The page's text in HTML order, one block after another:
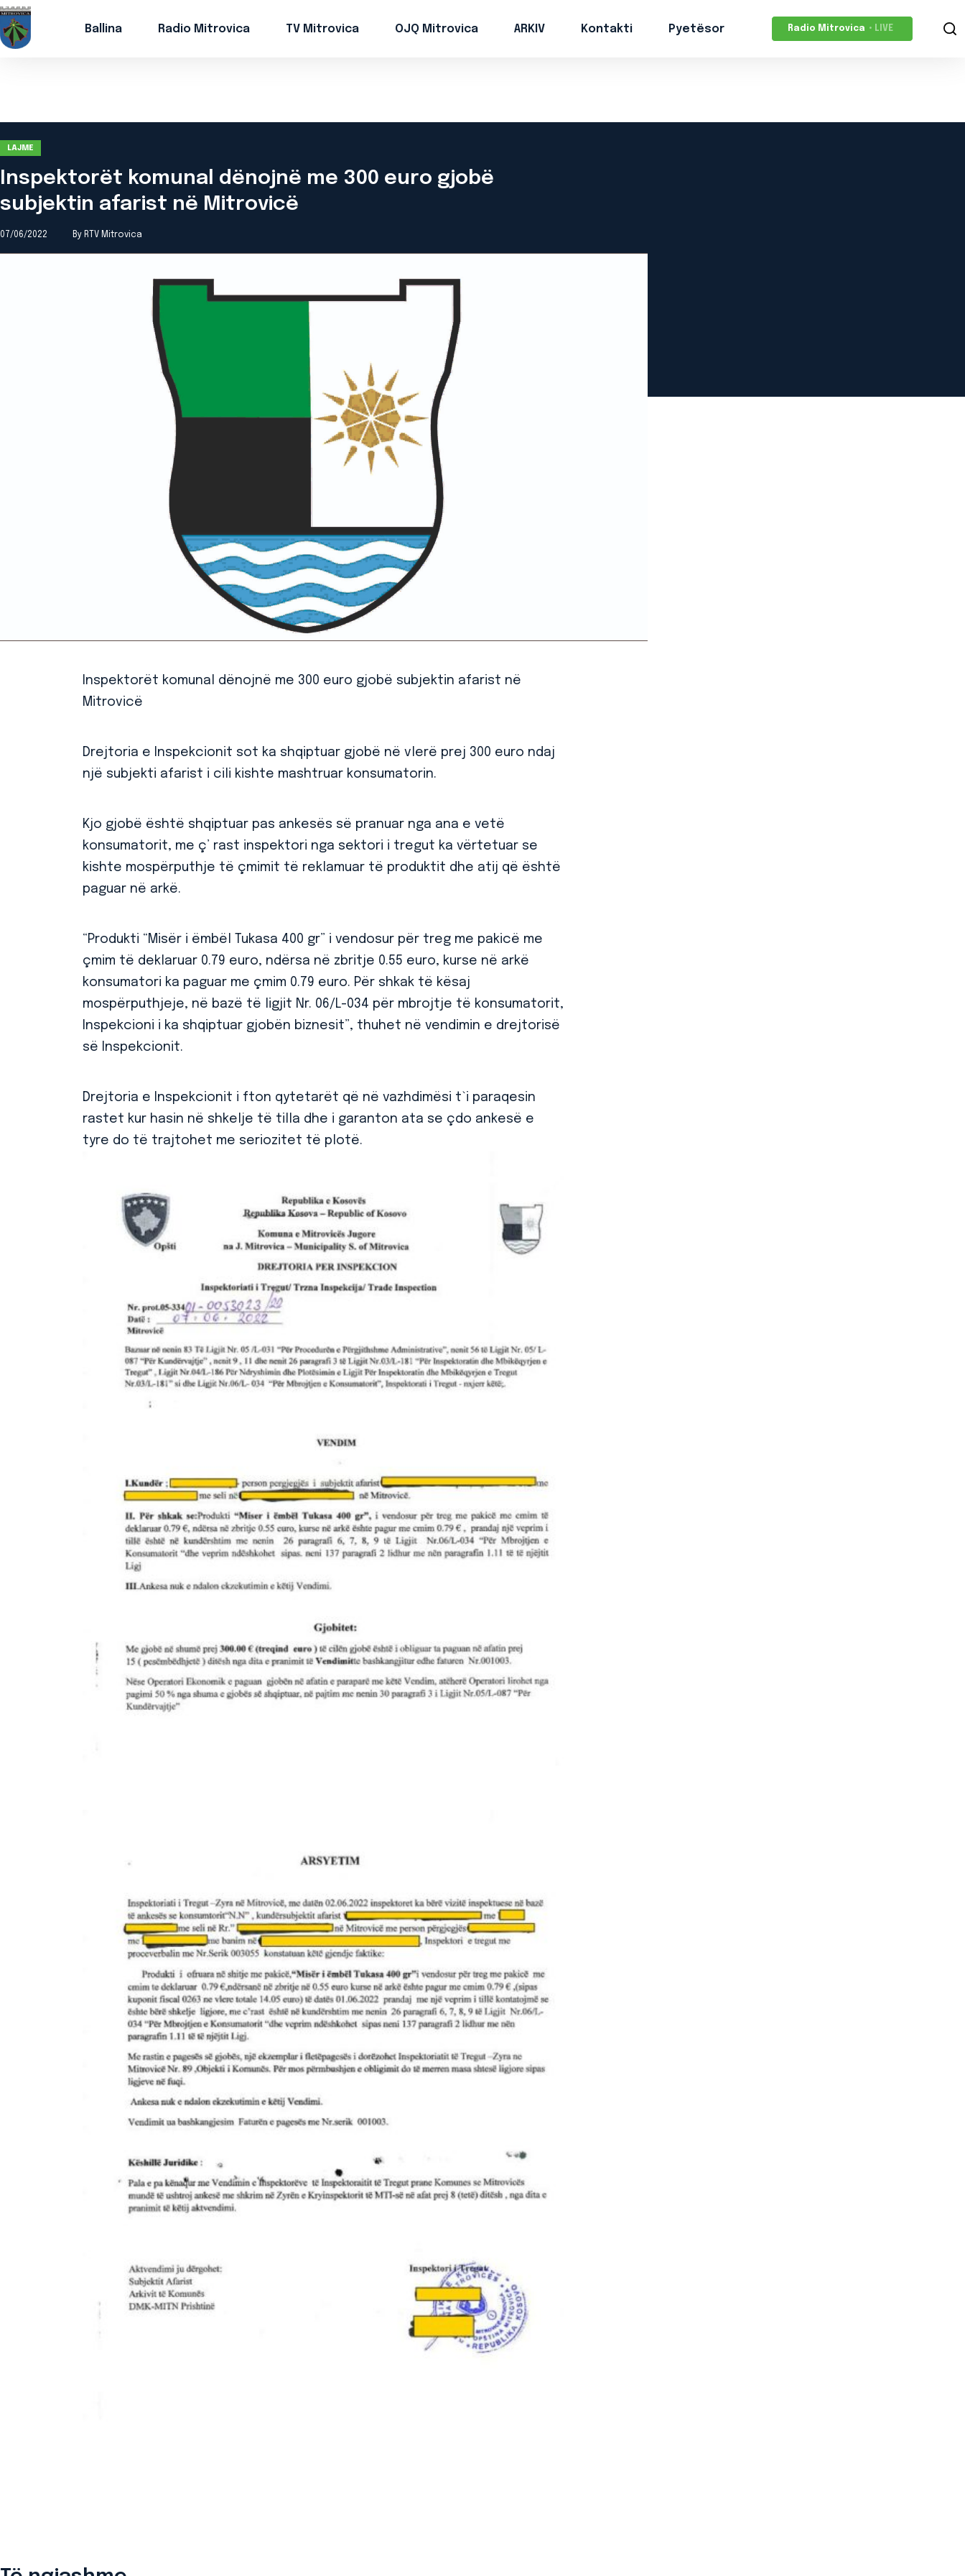
Ballina Radio Mitrovica TV Mitrovica OJQ Mitrovica ARKIV Kontakti Pyetësor Radio Mitrovica • LIVE
LAJME
Inspektorët komunal dënojnë me 300 euro gjobë
subjektin afarist në Mitrovicë
07/06/2022 By RTV Mitrovica
Inspektorët komunal dënojnë me 300 euro gjobë subjektin afarist në
Mitrovicë
Drejtoria e Inspekcionit sot ka shqiptuar gjobë në vlerë prej 300 euro ndaj
një subjekti afarist i cili kishte mashtruar konsumatorin.
Kjo gjobë është shqiptuar pas ankesës së pranuar nga ana e vetë
konsumatorit, me ç’ rast inspektori nga sektori i tregut ka vërtetuar se
kishte mospërputhje të çmimit të reklamuar të produktit dhe atij që është
paguar në arkë.
“Produkti “Misër i ëmbël Tukasa 400 gr” i vendosur për treg me pakicë me
çmim të deklaruar 0.79 euro, ndërsa në zbritje 0.55 euro, kurse në arkë
konsumatori ka paguar me çmim 0.79 euro. Për shkak të kësaj
mospërputhjeje, në bazë të ligjit Nr. 06/L-034 për mbrojtje të konsumatorit,
Inspekcioni i ka shqiptuar gjobën biznesit”, thuhet në vendimin e drejtorisë
së Inspekcionit.
Drejtoria e Inspekcionit i fton qytetarët që në vazhdimësi t`i paraqesin
rastet kur hasin në shkelje të tilla dhe i garanton ata se çdo ankesë e
tyre do të trajtohet me seriozitet të plotë.